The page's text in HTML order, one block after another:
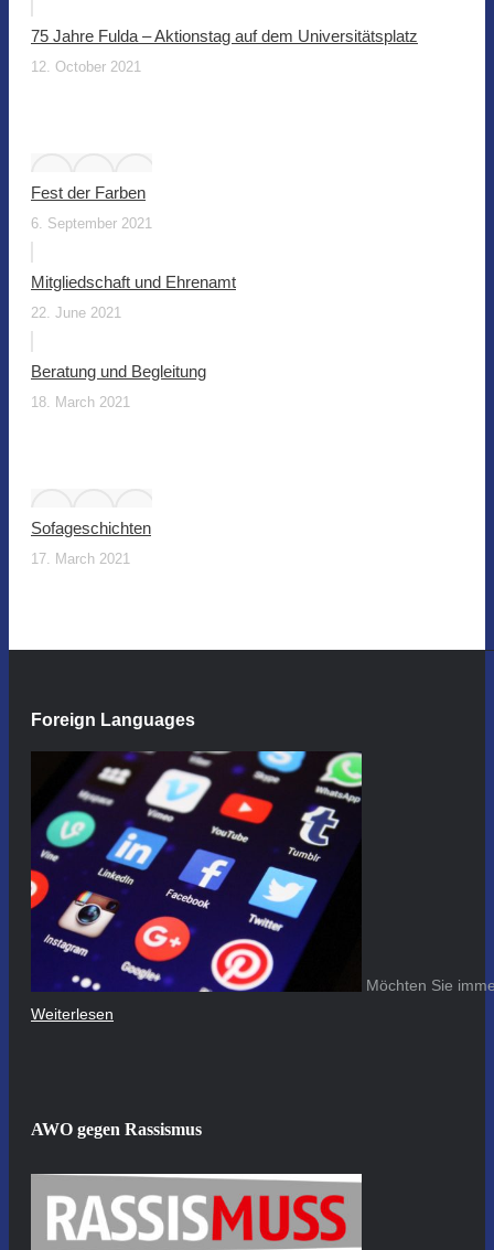
75 Jahre Fulda – Aktionstag auf dem Universitätsplatz
12. October 2021
Fest der Farben
6. September 2021
Mitgliedschaft und Ehrenamt
22. June 2021
Beratung und Begleitung
18. March 2021
Sofageschichten
17. March 2021
Foreign Languages
Möchten Sie
Weiterlesen
AWO gegen Rassismus